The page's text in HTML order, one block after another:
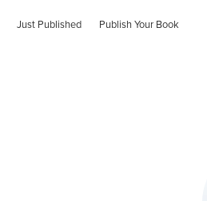
Just Published Publish Your Book